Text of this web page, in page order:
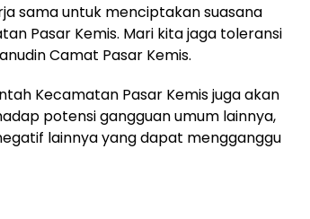
sama untuk menciptakan suasana
Pasar Kemis. Mari kita jaga toleransi
Camat Pasar Kemis.
Kecamatan Pasar Kemis juga akan
potensi gangguan umum lainnya,
lainnya yang dapat mengganggu